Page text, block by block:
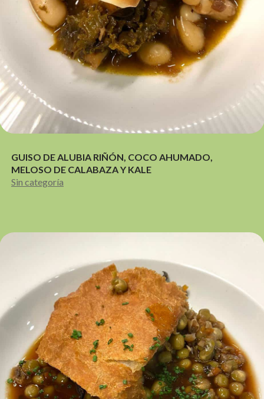
GUISO DE ALUBIA RIÑÓN, COCO AHUMADO,
MELOSO DE CALABAZA Y KALE
Sin categoría